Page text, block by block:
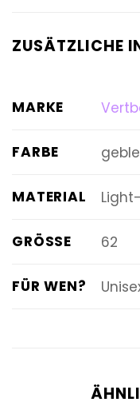
ZUSÄTZLICHE
MARKE
FARBE
MATERIAL
GRÖSSE 62
FÜR WEN?